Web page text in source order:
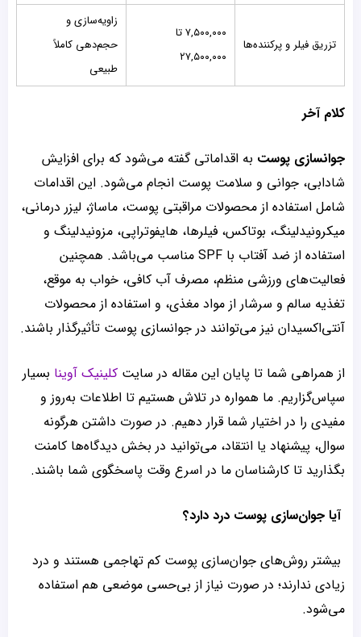
تزریق فیلر و پرکننده‌ها
۷,۵۰۰,۰۰۰ تا
۲۷,۵۰۰,۰۰۰
زاویه‌سازی و
حجم‌دهی کاملاً
طبیعی
کلام آخر
جوانسازی پوست به اقداماتی گفته می‌شود که برای افزایش
شادابی، جوانی و سلامت پوست انجام می‌شود. این اقدامات
شامل استفاده از محصولات مراقبتی پوست، ماساژ، لیزر درمانی،
میکرونیدلینگ، بوتاکس، فیلرها، هایفوتراپی، مزونیدلینگ و
استفاده از ضد آفتاب با SPF مناسب می‌باشد. همچنین
فعالیت‌های ورزشی منظم، مصرف آب کافی، خواب به موقع،
تغذیه سالم و سرشار از مواد مغذی، و استفاده از محصولات
آنتی‌اکسیدان نیز می‌توانند در جوانسازی پوست تأثیرگذار باشند.
از همراهی شما تا پایان این مقاله در سایت کلینیک آوینا بسیار
سپاس‌گزاریم. ما همواره در تلاش هستیم تا اطلاعات به‌روز و
مفیدی را در اختیار شما قرار دهیم. در صورت داشتن هرگونه
سوال، پیشنهاد یا انتقاد، می‌توانید در بخش دیدگاه‌ها کامنت
بگذارید تا کارشناسان ما در اسرع وقت پاسخگوی شما باشند.
آیا جوان‌سازی پوست درد دارد؟
بیشتر روش‌های جوان‌سازی پوست کم تهاجمی هستند و درد
زیادی ندارند؛ در صورت نیاز از بی‌حسی موضعی هم استفاده
می‌شود.